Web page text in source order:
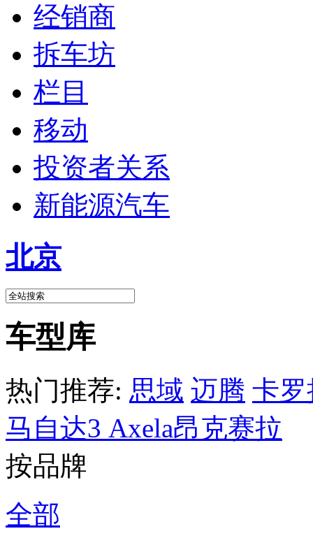
经销商
拆车坊
栏目
移动
投资者关系
新能源汽车
北京
车型库
热门推荐: 思域 迈腾 卡罗
马自达3 Axela昂克赛拉
按品牌
全部